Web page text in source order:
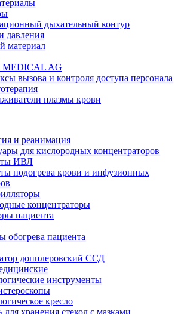
дыхательный контур
давления
материал
MEDICAL AG
вызова и контроля доступа персонала
плазмы крови
и реанимация
для кислородных концентраторов
ИВЛ
подогрева крови и инфузионных
концентраторы
пациента
обогрева пациента
допплеровский ССД
инструменты
кресло
для хранения стекол с мазками